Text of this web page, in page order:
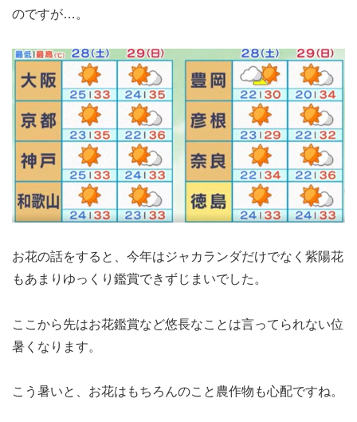
のですが…。
お花の話をすると、今年はジャカランダだけでなく紫陽花
もあまりゆっくり鑑賞できずじまいでした。
ここから先はお花鑑賞など悠長なことは言ってられない位
暑くなります。
こう暑いと、お花はもちろんのこと農作物も心配ですね。